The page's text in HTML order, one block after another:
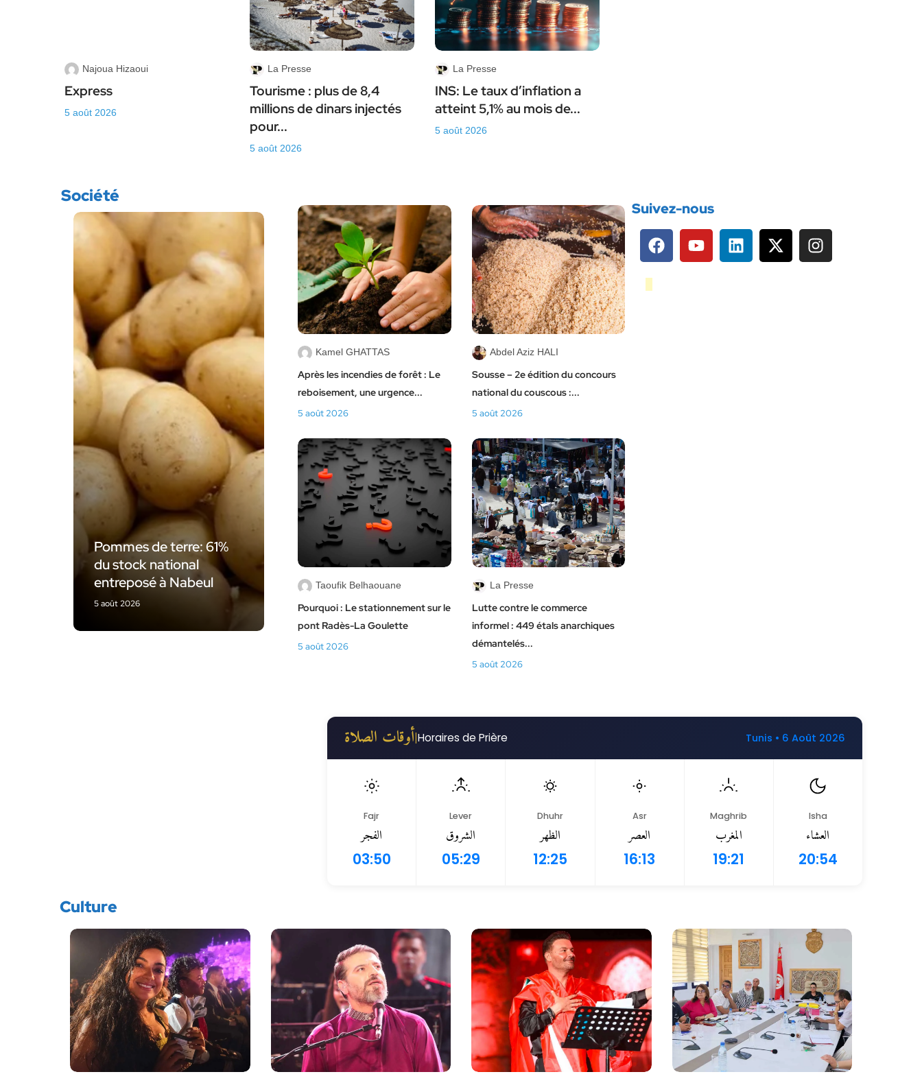
Najoua Hizaoui
Express
5 août 2026
La Presse
Tourisme : plus de 8,4
millions de dinars injectés
pour...
5 août 2026
La Presse
INS: Le taux d’inflation a
atteint 5,1% au mois de...
5 août 2026
Société
Pommes de terre: 61%
du stock national
entreposé à Nabeul
5 août 2026
Kamel GHATTAS
Après les incendies de forêt : Le
reboisement, une urgence...
5 août 2026
Abdel Aziz HALI
Sousse – 2e édition du concours
national du couscous :...
5 août 2026
Taoufik Belhaouane
Pourquoi : Le stationnement sur le
pont Radès-La Goulette
5 août 2026
La Presse
Lutte contre le commerce
informel : 449 étals anarchiques
démantelés...
5 août 2026
Suivez-nous
أوقات الصلاة|Horaires de Prière Tunis • 6 Août 2026
Fajr
الفجر
03:50
Lever
الشروق
05:29
Dhuhr
الظهر
12:25
Asr
العصر
16:13
Maghrib
المغرب
19:21
Isha
العشاء
20:54
Culture